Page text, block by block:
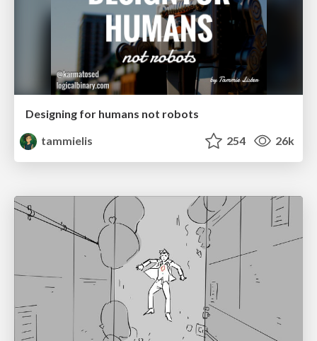
Designing for humans not robots
tammielis
254 26k